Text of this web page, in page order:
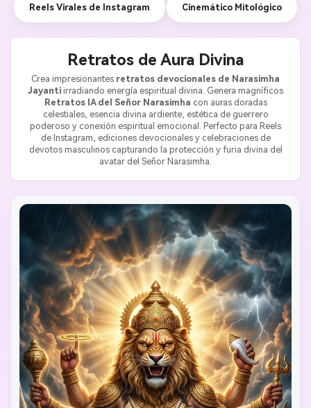
Reels Virales de Instagram Cinemático Mitológico
Retratos de Aura Divina
Crea impresionantes retratos devocionales de Narasimha
Jayanti irradiando energía espiritual divina. Genera magníficos
Retratos IA del Señor Narasimha con auras doradas
celestiales, esencia divina ardiente, estética de guerrero
poderoso y conexión espiritual emocional. Perfecto para Reels
de Instagram, ediciones devocionales y celebraciones de
devotos masculinos capturando la protección y furia divina del
avatar del Señor Narasimha.